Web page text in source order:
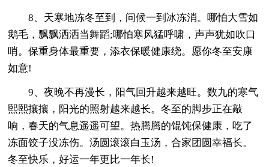
8、天寒地冻冬至到，问候一到冰冻消。哪怕大雪如
鹅毛，飘飘洒洒当舞蹈;哪怕寒风猛呼啸，声声犹如吹口
哨。保重身体最重要，添衣保暖健康绕。愿你冬至安康
如意!
9、夜晚不再漫长，阳气回升越来越旺。数九的寒气
熙熙攘攘，阳光的照射越来越长。冬至的脚步正在敲
响，春天的气息遥遥可望。热腾腾的馄饨保健康，吃了
冻面饺子没冻伤。汤圆滚滚白玉汤，合家团圆幸福长。
冬至快乐，好运一年更比一年长!